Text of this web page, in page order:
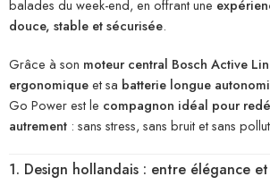
balades du week-end, en offrant une
douce, stable et sécurisée.
Grâce à son moteur central Bosch Active
ergonomiqueet sa batterie longue
Go Power est le compagnon idéal pour
autrement : sans stress, sans bruit et sans
1. Design hollandais : entre élégance